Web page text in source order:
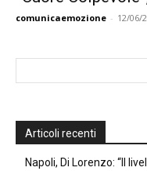
comunicaemozione - 12/06/
Articoli recenti
Napoli, Di Lorenzo: “Il